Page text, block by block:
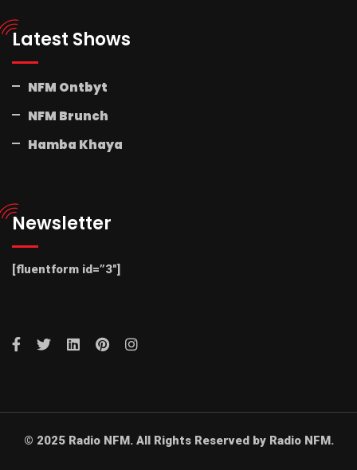
Latest Shows
NFM Ontbyt
NFM Brunch
Hamba Khaya
Newsletter
[fluentform id=”3″]
© 2025 Radio NFM. All Rights Reserved by Radio NFM.